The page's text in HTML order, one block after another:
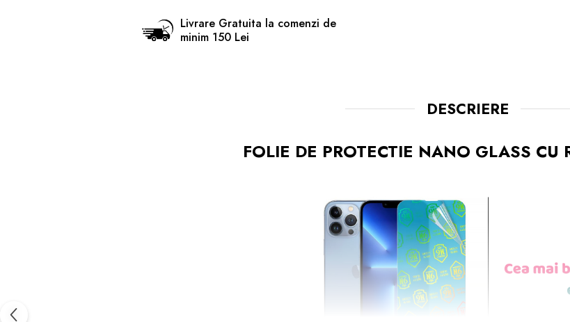
Livrare Gratuita la comenzi de
minim 150 Lei
DESCRIERE
FOLIE DE PROTECTIE NANO GLASS CU